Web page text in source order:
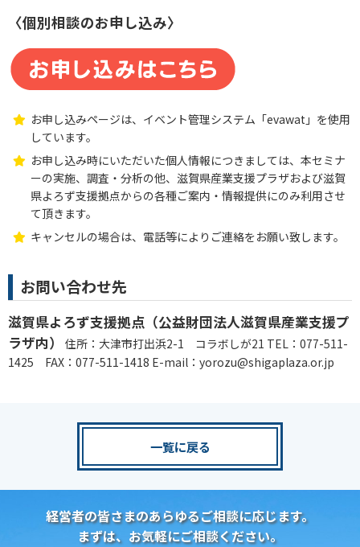
〈個別相談のお申し込み〉
お申し込みページは、イベント管理システム「evawat」を使用
しています。
お申し込み時にいただいた個人情報につきましては、本セミナ
ーの実施、調査・分析の他、滋賀県産業支援プラザおよび滋賀
県よろず支援拠点からの各種ご案内・情報提供にのみ利用させ
て頂きます。
キャンセルの場合は、電話等によりご連絡をお願い致します。
お問い合わせ先
滋賀県よろず支援拠点（公益財団法人滋賀県産業支援プ
ラザ内）
住所：大津市打出浜2-1 コラボしが21 TEL：077-511-
1425 FAX：077-511-1418 E-mail：yorozu@shigaplaza.or.jp
一覧に戻る
経営者の皆さまのあらゆるご相談に応じます。
まずは、お気軽にご相談ください。